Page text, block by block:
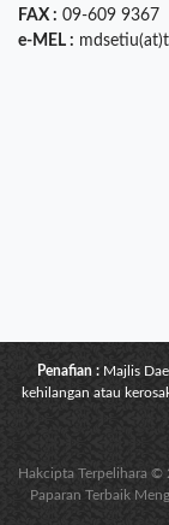
FAX : 09-609 9367
e-MEL :
Penafian : Majlis
kehilangan atau
Hakcipta Terpelihara ©
Paparan Terbaik